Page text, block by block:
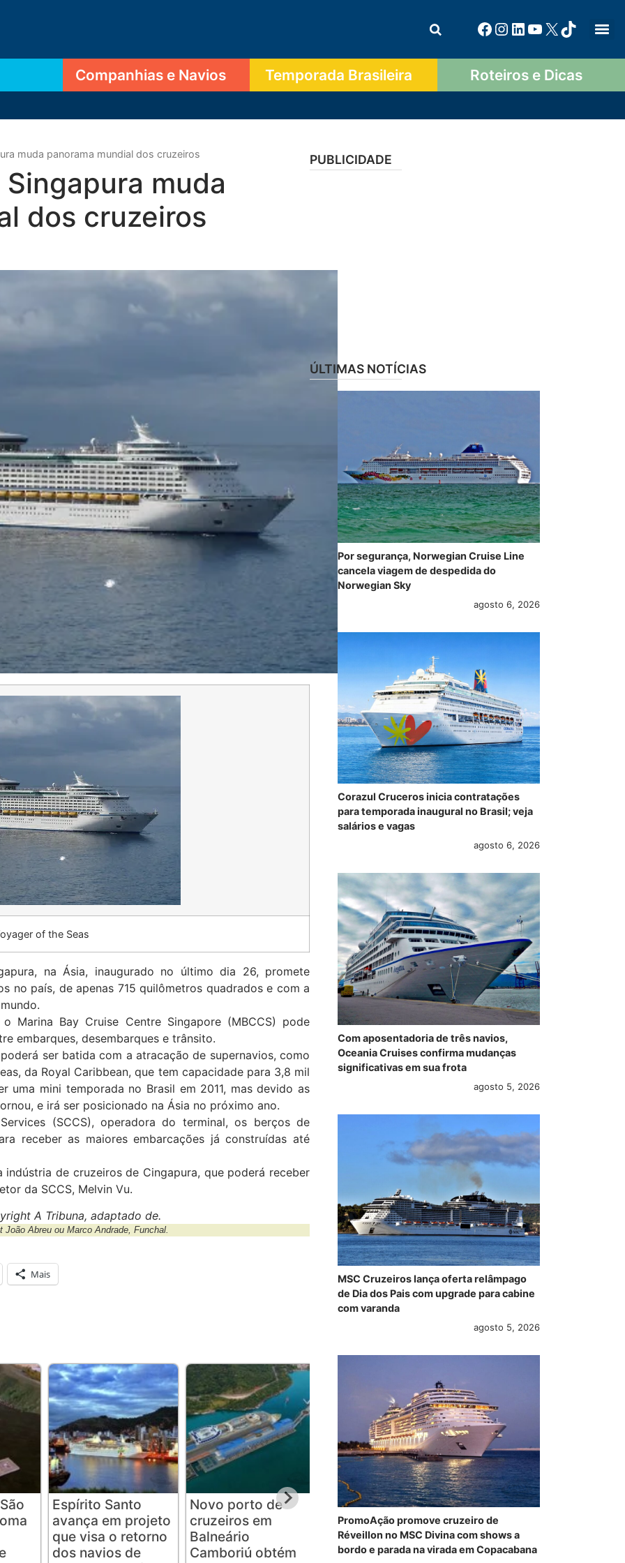
Companhias e Navios Temporada Brasileira Roteiros e Dicas
muda panorama mundial dos cruzeiros
muda
dos cruzeiros
of the Seas
na Ásia, inaugurado no último dia 26, promete
no país, de apenas 715 quilômetros quadrados e com a
Marina Bay Cruise Centre Singapore (MBCCS) pode
embarques, desembarques e trânsito.
ser batida com a atracação de supernavios, como
da Royal Caribbean, que tem capacidade para 3,8 mil
uma mini temporada no Brasil em 2011, mas devido as
e irá ser posicionado na Ásia no próximo ano.
(SCCS), operadora do terminal, os berços de
receber as maiores embarcações já construídas até
de cruzeiros de Cingapura, que poderá receber
da SCCS, Melvin Vu.
A Tribuna, adaptado de.
João Abreu ou Marco Andrade, Funchal.
Mais
Espírito Santo
avança em projeto
que visa o retorno
dos navios de
Novo porto de
cruzeiros em
Balneário
Camboriú obtém
PromoAção e Raça
Negra anunciam
cruzeiro temático
“Cheia de Manias
Fotos: navios da
Virgin propõe
releitura da
experiência em
PUBLICIDADE
ÚLTIMAS NOTÍCIAS
Por segurança, Norwegian Cruise Line
cancela viagem de despedida do
Norwegian Sky
agosto 6, 2026
Corazul Cruceros inicia contratações
para temporada inaugural no Brasil; veja
salários e vagas
agosto 6, 2026
Com aposentadoria de três navios,
Oceania Cruises confirma mudanças
significativas em sua frota
agosto 5, 2026
MSC Cruzeiros lança oferta relâmpago
de Dia dos Pais com upgrade para cabine
com varanda
agosto 5, 2026
PromoAção promove cruzeiro de
Réveillon no MSC Divina com shows a
bordo e parada na virada em Copacabana